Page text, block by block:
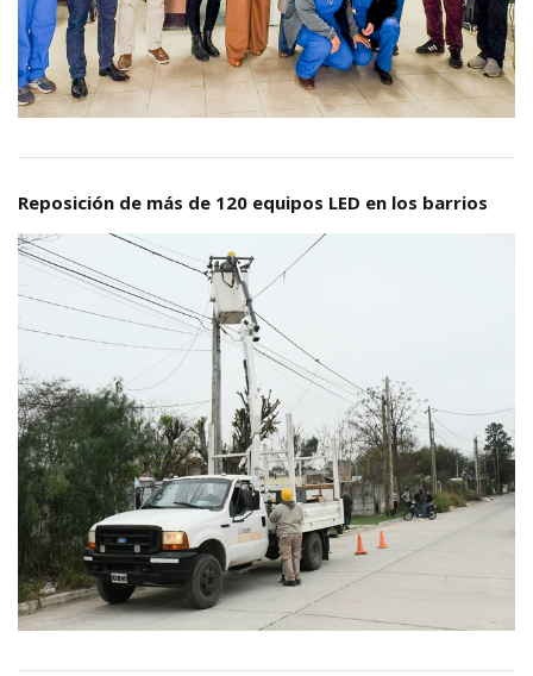
Reposición de más de 120 equipos LED en los barrios